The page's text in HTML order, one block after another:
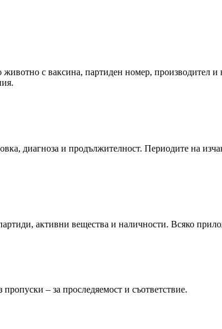
с ваксина, партиден номер, производител
диагноза и продължителност. Периодите на
активни вещества и наличности. Всяко
– за проследяемост и съответствие.